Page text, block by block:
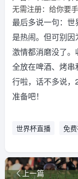
无需注册：给你要
最后多说一句：
是热闹。但可别
激情都消磨没了
全放在啤酒、烤串
行啦，话不多说
准备吧！
世界杯直播 免
上一篇